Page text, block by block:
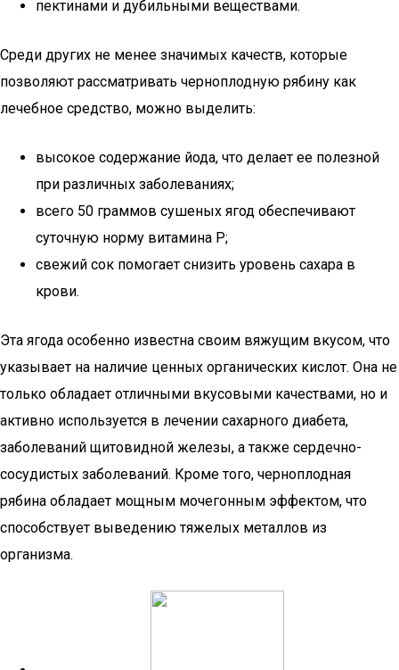
пектинами и дубильными веществами.
Среди других не менее значимых качеств, которые
позволяют рассматривать черноплодную рябину как
лечебное средство, можно выделить:
высокое содержание йода, что делает ее полезной
при различных заболеваниях;
всего 50 граммов сушеных ягод обеспечивают
суточную норму витамина Р;
свежий сок помогает снизить уровень сахара в
крови.
Эта ягода особенно известна своим вяжущим вкусом, что
указывает на наличие ценных органических кислот. Она не
только обладает отличными вкусовыми качествами, но и
активно используется в лечении сахарного диабета,
заболеваний щитовидной железы, а также сердечно-
сосудистых заболеваний. Кроме того, черноплодная
рябина обладает мощным мочегонным эффектом, что
способствует выведению тяжелых металлов из
организма.